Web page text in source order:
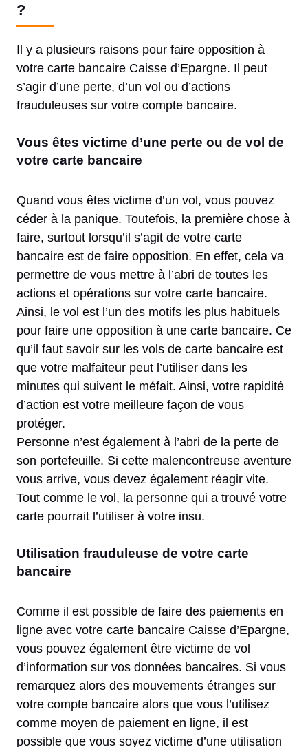
?
Il y a plusieurs raisons pour faire opposition à
votre carte bancaire Caisse d’Epargne. Il peut
s’agir d’une perte, d’un vol ou d’actions
frauduleuses sur votre compte bancaire.
Vous êtes victime d’une perte ou de vol de
votre carte bancaire
Quand vous êtes victime d’un vol, vous pouvez
céder à la panique. Toutefois, la première chose à
faire, surtout lorsqu’il s’agit de votre carte
bancaire est de faire opposition. En effet, cela va
permettre de vous mettre à l’abri de toutes les
actions et opérations sur votre carte bancaire.
Ainsi, le vol est l’un des motifs les plus habituels
pour faire une opposition à une carte bancaire. Ce
qu’il faut savoir sur les vols de carte bancaire est
que votre malfaiteur peut l’utiliser dans les
minutes qui suivent le méfait. Ainsi, votre rapidité
d’action est votre meilleure façon de vous
protéger.
Personne n’est également à l’abri de la perte de
son portefeuille. Si cette malencontreuse aventure
vous arrive, vous devez également réagir vite.
Tout comme le vol, la personne qui a trouvé votre
carte pourrait l’utiliser à votre insu.
Utilisation frauduleuse de votre carte
bancaire
Comme il est possible de faire des paiements en
ligne avec votre carte bancaire Caisse d’Epargne,
vous pouvez également être victime de vol
d’information sur vos données bancaires. Si vous
remarquez alors des mouvements étranges sur
votre compte bancaire alors que vous l’utilisez
comme moyen de paiement en ligne, il est
possible que vous soyez victime d’une utilisation